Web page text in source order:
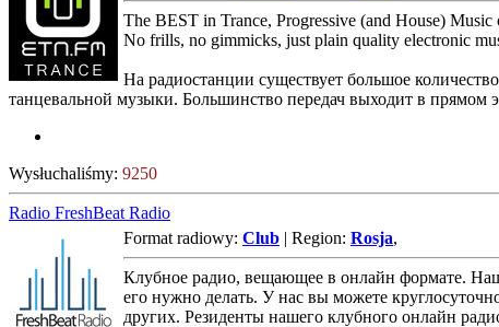
The BEST in Trance, Progressive (and House) Music
No frills, no gimmicks, just plain quality electronic
На радиостанции существует большое
танцевальной музыки. Большинство передач выходит в прямом
Wysłuchaliśmy: 9250
Radio FreshBeat Radio
Format radiowy: Club | Region: Rosja,
Клубное радио, вещающее в онлайн формате.
его нужно делать. У нас вы можете
других. Резиденты нашего клубного онлайн